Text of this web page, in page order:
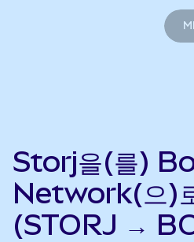
Storj을(를)
Network(으)
(STORJ →